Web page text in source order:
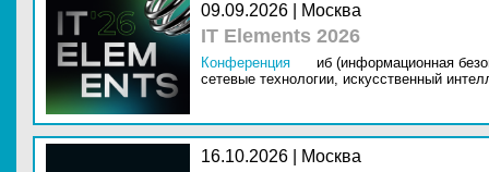
09.09.2026 | Москва
IT Elements 2026
Конференция
иб (информационная
сетевые технологии, искусственный
16.10.2026 | Москва